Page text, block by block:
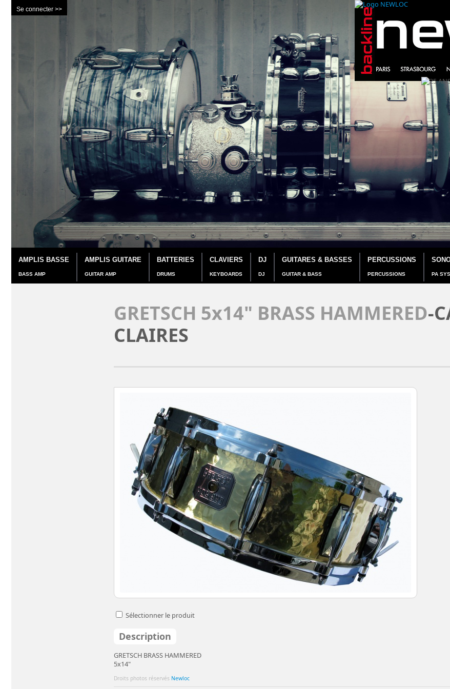
Se connecter >>
AMPLIS BASSE
BASS AMP
AMPLIS GUITARE
GUITAR AMP
BATTERIES
DRUMS
CLAVIERS
KEYBOARDS
DJ
DJ
GUITARES & BASSES
GUITAR & BASS
PERCUSSIONS
PERCUSSIONS PA
GRETSCH 5x14" BRASS HAMMERED-
CLAIRES
Sélectionner le produit
Description
GRETSCH BRASS HAMMERED
5x14"
Droits photos réservés Newloc